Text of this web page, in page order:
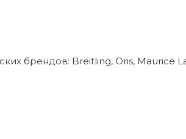
брендов: Breitling, Oris, Maurice